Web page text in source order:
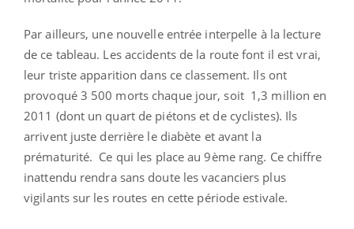
Par ailleurs, une nouvelle entrée interpelle à la lecture
de ce tableau. Les accidents de la route font il est vrai,
leur triste apparition dans ce classement. Ils ont
provoqué 3 500 morts chaque jour, soit 1,3 million en
2011 (dont un quart de piétons et de cyclistes). Ils
arrivent juste derrière le diabète et avant la
prématurité. Ce qui les place au 9ème rang. Ce chiffre
inattendu rendra sans doute les vacanciers plus
vigilants sur les routes en cette période estivale.